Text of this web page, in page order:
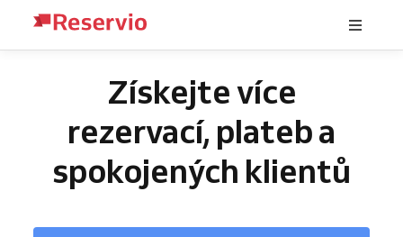
Získejte více
rezervací, plateb a
spokojených klientů